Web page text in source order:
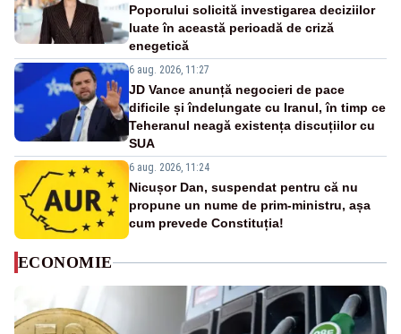
Poporului solicită investigarea deciziilor
luate în această perioadă de criză
enegetică
6 aug. 2026, 11:27
JD Vance anunță negocieri de pace
dificile și îndelungate cu Iranul, în timp ce
Teheranul neagă existența discuțiilor cu
SUA
6 aug. 2026, 11:24
Nicușor Dan, suspendat pentru că nu
propune un nume de prim-ministru, așa
cum prevede Constituția!
ECONOMIE